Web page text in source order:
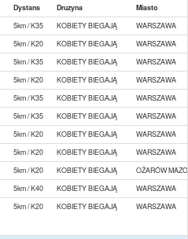
Dystans Druzyna
Miasto
5km / K35 KOBIETY BIEGAJĄ
WARSZAWA
5km / K20 KOBIETY BIEGAJĄ
WARSZAWA
5km / K35 KOBIETY BIEGAJĄ
WARSZAWA
5km / K20 KOBIETY BIEGAJĄ
WARSZAWA
5km / K35 KOBIETY BIEGAJĄ
WARSZAWA
5km / K35 KOBIETY BIEGAJĄ
WARSZAWA
5km / K20 KOBIETY BIEGAJĄ
WARSZAWA
5km / K20 KOBIETY BIEGAJĄ
WARSZAWA
5km / K20 KOBIETY BIEGAJĄ
OŻARÓW
5km / K40 KOBIETY BIEGAJĄ
WARSZAWA
5km / K20 KOBIETY BIEGAJĄ WARSZAWA